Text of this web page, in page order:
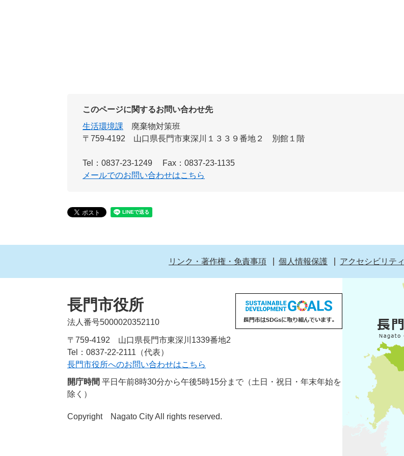
このページに関するお問い合わせ先
生活環境課
廃棄物対策班
〒759-4192
山口県長門市東深川１３３９番地２ 別館１階
Tel：0837-23-1249
Fax：0837-23-1135
メールでのお問い合わせはこちら
リンク・著作権・免責事項 個人情報保護 アクセシビリティ
長門市役所
法人番号5000020352110
〒759-4192 山口県長門市東深川1339番地2
Tel：0837-22-2111（代表）
長門市役所へのお問い合わせはこちら
開庁時間 平日午前8時30分から午後5時15分まで（土日・祝日・年末年始を
除く）
Copyright Nagato City All rights reserved.